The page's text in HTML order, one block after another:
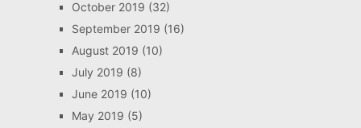
October 2019 (32)
September 2019 (16)
August 2019 (10)
July 2019 (8)
June 2019 (10)
May 2019 (5)